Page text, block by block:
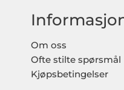
Om oss
Ofte stilte spørsmål
Kjøpsbetingelser